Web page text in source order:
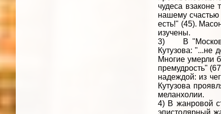
чудеса взаконе
нашему
есть!" (45).
изучены.
3) В
Кутузова: "...не
Многие умерли
премудрость"
надеждой: из
Кутузова
меланхолии.
4) В жанровой
эпистолярный